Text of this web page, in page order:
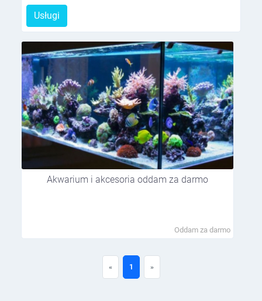
Usługi
Akwarium i akcesoria oddam za darmo
Oddam za darmo
« 1 »